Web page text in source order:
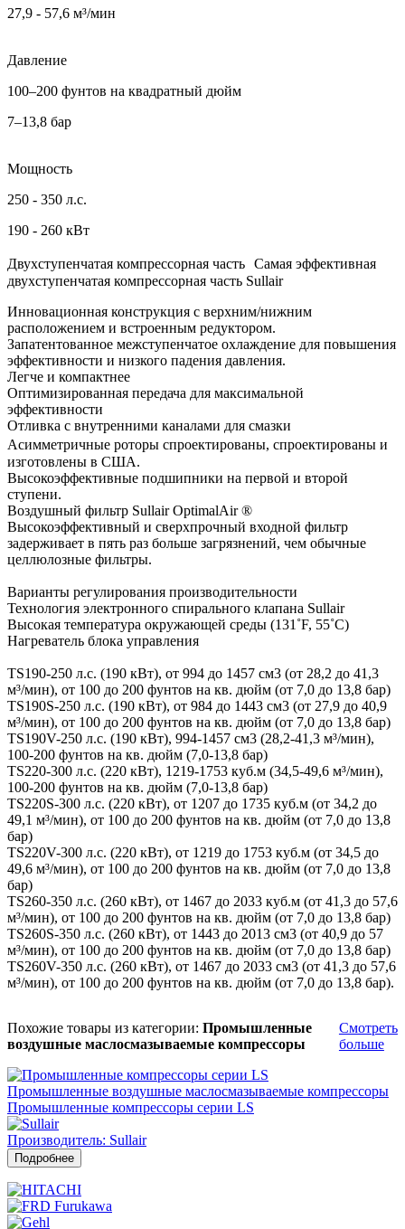
27,9 - 57,6 м³/мин
Давление
100–200 фунтов на квадратный дюйм
7–13,8 бар
Мощность
250 - 350 л.с.
190 - 260 кВт
Двухступенчатая компрессорная часть Самая эффективная
двухступенчатая компрессорная часть Sullair
Инновационная конструкция с верхним/нижним
расположением и встроенным редуктором.
Запатентованное межступенчатое охлаждение для повышения
эффективности и низкого падения давления.
Легче и компактнее
Оптимизированная передача для максимальной
эффективности
Отливка с внутренними каналами для смазки
Асимметричные роторы спроектированы, спроектированы и
изготовлены в США.
Высокоэффективные подшипники на первой и второй
ступени.
Воздушный фильтр Sullair OptimalAir ®
Высокоэффективный и сверхпрочный входной фильтр
задерживает в пять раз больше загрязнений, чем обычные
целлюлозные фильтры.
Варианты регулирования производительности
Технология электронного спирального клапана Sullair
Высокая температура окружающей среды (131˚F, 55˚C)
Нагреватель блока управления
TS190-250 л.с. (190 кВт), от 994 до 1457 см3 (от 28,2 до 41,3
м³/мин), от 100 до 200 фунтов на кв. дюйм (от 7,0 до 13,8 бар)
TS190S-250 л.с. (190 кВт), от 984 до 1443 см3 (от 27,9 до 40,9
м³/мин), от 100 до 200 фунтов на кв. дюйм (от 7,0 до 13,8 бар)
TS190V-250 л.с. (190 кВт), 994-1457 см3 (28,2-41,3 м³/мин),
100-200 фунтов на кв. дюйм (7,0-13,8 бар)
TS220-300 л.с. (220 кВт), 1219-1753 куб.м (34,5-49,6 м³/мин),
100-200 фунтов на кв. дюйм (7,0-13,8 бар)
TS220S-300 л.с. (220 кВт), от 1207 до 1735 куб.м (от 34,2 до
49,1 м³/мин), от 100 до 200 фунтов на кв. дюйм (от 7,0 до 13,8
бар)
TS220V-300 л.с. (220 кВт), от 1219 до 1753 куб.м (от 34,5 до
49,6 м³/мин), от 100 до 200 фунтов на кв. дюйм (от 7,0 до 13,8
бар)
TS260-350 л.с. (260 кВт), от 1467 до 2033 куб.м (от 41,3 до 57,6
м³/мин), от 100 до 200 фунтов на кв. дюйм (от 7,0 до 13,8 бар)
TS260S-350 л.с. (260 кВт), от 1443 до 2013 см3 (от 40,9 до 57
м³/мин), от 100 до 200 фунтов на кв. дюйм (от 7,0 до 13,8 бар)
TS260V-350 л.с. (260 кВт), от 1467 до 2033 см3 (от 41,3 до 57,6
м³/мин), от 100 до 200 фунтов на кв. дюйм (от 7,0 до 13,8 бар).
Похожие товары из категории: Промышленные
воздушные маслосмазываемые компрессоры
Смотреть
больше
Промышленные воздушные маслосмазываемые компрессоры
Промышленные компрессоры серии LS
Производитель: Sullair
Подробнее